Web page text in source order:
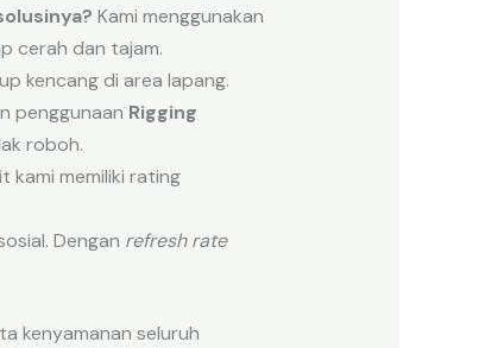
Kami menggunakan
cerah dan tajam.
kencang di area lapang.
penggunaan Rigging
roboh.
kami memiliki rating
Dengan refresh rate
kenyamanan seluruh